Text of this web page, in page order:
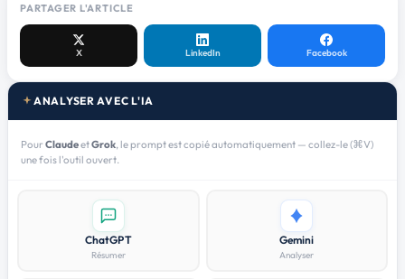
PARTAGER L'ARTICLE
X LinkedIn Facebook
ANALYSER AVEC L'IA
PourClaudeetGrok, le prompt est copié automatiquement — collez-le (⌘V)
une fois l'outil ouvert.
ChatGPT
Résumer
Gemini
Analyser